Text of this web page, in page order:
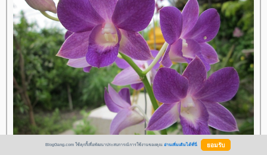
BlogGang.com ใช้คุกกี้เพื่อพัฒนาประสบการณ์การใช้งานของคุณ อ่านเพิ่มเติมได้ที่นี่